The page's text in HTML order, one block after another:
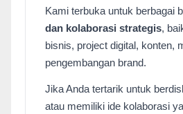
Kami terbuka untuk berbagai
dan kolaborasi strategis,
bisnis, project digital, konten,
pengembangan brand.
Jika Anda tertarik untuk
atau memiliki ide kolaborasi